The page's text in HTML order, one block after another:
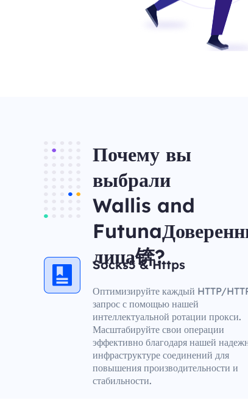
Почему вы
выбрали
Wallis and
лица锛?
Socks5 & Https
Оптимизируйте каждый HTTP/
запрос с помощью нашей
интеллектуальной ротации прокси.
Масштабируйте свои операции
эффективно благодаря нашей
инфраструктуре соединений для
повышения производительности и
стабильности.